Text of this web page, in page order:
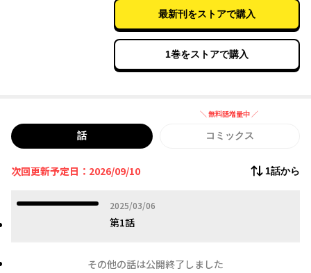
最新刊をストアで購入
1巻をストアで購入
＼ 無料話増量中 ／
話 無料話増量中
コミックス
次回更新予定日：2026/09/10 1話から
2025/03/06
2025年03月06日
第1話
その他の話は公開終了しました